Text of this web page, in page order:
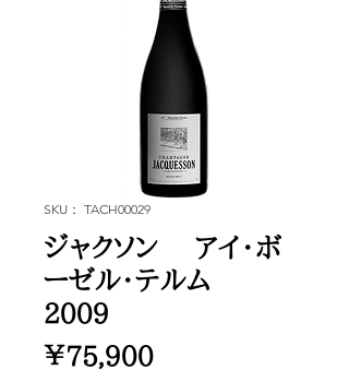
SKU： TACH00029
ジャクソン アイ・ボ
ーゼル・テルム
2009
￥75,900価